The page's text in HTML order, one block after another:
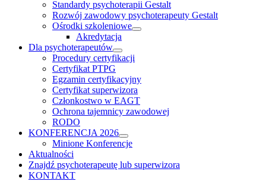
Standardy psychoterapii Gestalt
Rozwój zawodowy psychoterapeuty Gestalt
Ośrodki szkoleniowe
Akredytacja
Dla psychoterapeutów
Procedury certyfikacji
Certyfikat PTPG
Egzamin certyfikacyjny
Certyfikat superwizora
Członkostwo w EAGT
Ochrona tajemnicy zawodowej
RODO
KONFERENCJA 2026
Minione Konferencje
Aktualności
Znajdź psychoterapeutę lub superwizora
KONTAKT